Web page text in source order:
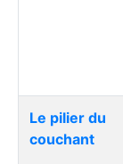
Le pilier du
couchant